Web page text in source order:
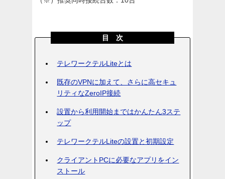
目 次
テレワークテルLiteとは
既存のVPNに加えて、さらに高セキュ
リティなZeroIP接続
設置から利用開始まではかんたん3ステ
ップ
テレワークテルLiteの設置と初期設定
クライアントPCに必要なアプリをイン
ストール